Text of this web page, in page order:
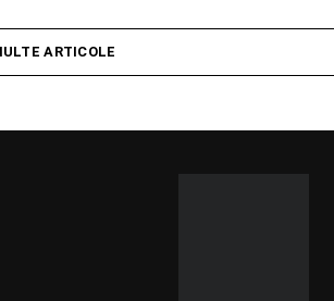
ARTICOLE